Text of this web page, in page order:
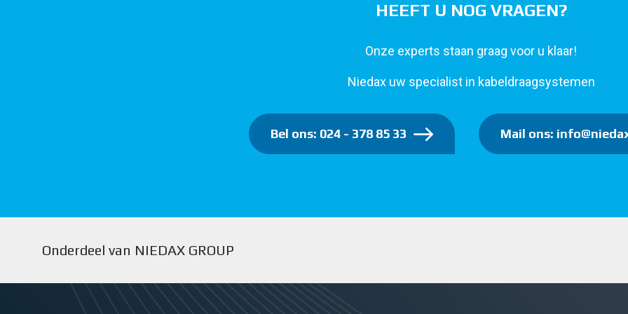
HEEFT U NOG VRAGEN?
Onze experts staan graag voor u klaar!
Niedax uw specialist in kabeldraagsystemen
Bel ons: 024 - 378 85 33 Mail ons:
Onderdeel van NIEDAX GROUP